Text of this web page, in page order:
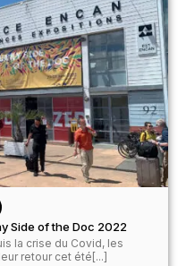
Side of the Doc 2022
la crise du Covid, les
retour cet été[...]